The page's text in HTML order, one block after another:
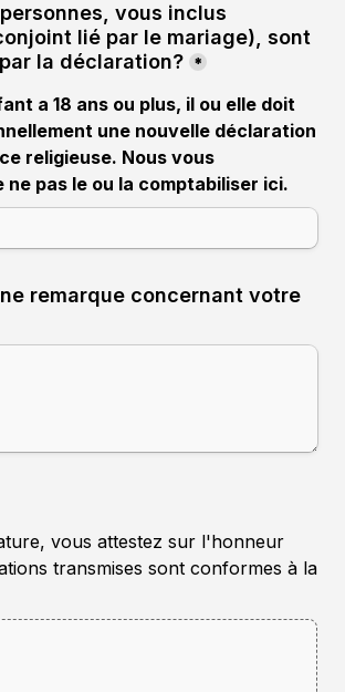
vous inclus
lié par le mariage), sont
la déclaration? *
a 18 ans ou plus, il ou elle doit
une nouvelle déclaration
religieuse. Nous vous
ne pas le ou la comptabiliser ici.
remarque concernant votre
vous attestez sur l'honneur
transmises sont conformes à la